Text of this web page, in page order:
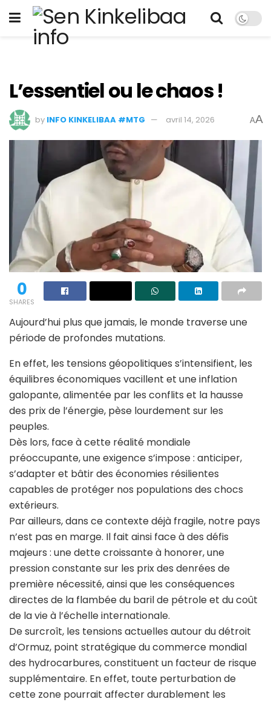
L’essentiel ou le chaos !
by INFO KINKELIBAA #MTG avril 14, 2026 AA
0
SHARES
Aujourd’hui plus que jamais, le monde traverse une
période de profondes mutations.
En effet, les tensions géopolitiques s’intensifient, les
équilibres économiques vacillent et une inflation
galopante, alimentée par les conflits et la hausse
des prix de l’énergie, pèse lourdement sur les
peuples.
Dès lors, face à cette réalité mondiale
préoccupante, une exigence s’impose : anticiper,
s’adapter et bâtir des économies résilientes
capables de protéger nos populations des chocs
extérieurs.
Par ailleurs, dans ce contexte déjà fragile, notre pays
n’est pas en marge. Il fait ainsi face à des défis
majeurs : une dette croissante à honorer, une
pression constante sur les prix des denrées de
première nécessité, ainsi que les conséquences
directes de la flambée du baril de pétrole et du coût
de la vie à l’échelle internationale.
De surcroît, les tensions actuelles autour du détroit
d’Ormuz, point stratégique du commerce mondial
des hydrocarbures, constituent un facteur de risque
supplémentaire. En effet, toute perturbation de
cette zone pourrait affecter durablement les